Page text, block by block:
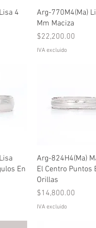
4
Vista rápida
Arg-770M4(Ma)
Mm Maciza
Precio
$22,200.00
IVA excluido
En
Vista rápida
Arg-824H4(Ma)
El Centro Puntos
Orillas
Precio
$14,800.00
IVA excluido